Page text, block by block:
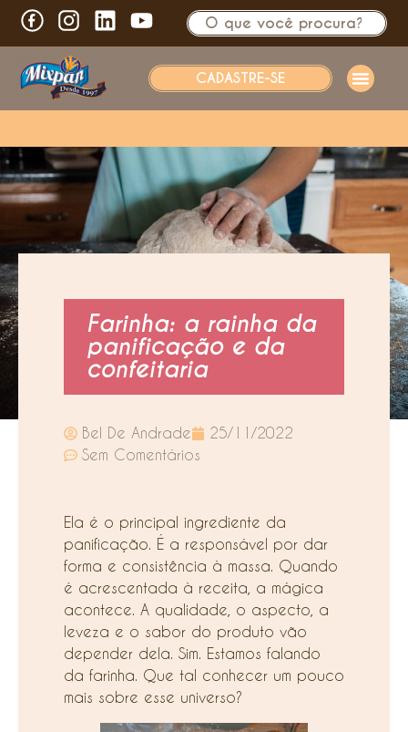
CADASTRE-SE
Farinha: a rainha da
panificação e da
confeitaria
Bel De Andrade
25/11/2022
Sem Comentários
Ela é o principal ingrediente da
panificação. É a responsável por dar
forma e consistência à massa. Quando
é acrescentada à receita, a mágica
acontece. A qualidade, o aspecto, a
leveza e o sabor do produto vão
depender dela. Sim. Estamos falando
da farinha. Que tal conhecer um pouco
mais sobre esse universo?